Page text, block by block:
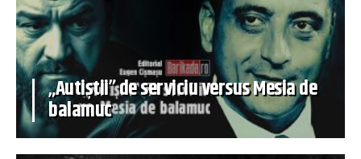
„Autiștii” de serviciu versus Mesia de
balamuc